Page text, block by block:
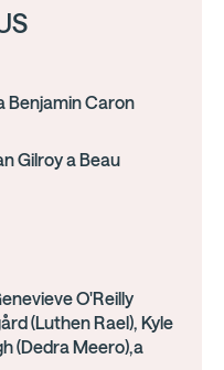
Benjamin Caron
Gilroy a Beau
O'Reilly
(Luthen Rael), Kyle
(Dedra Meero),a